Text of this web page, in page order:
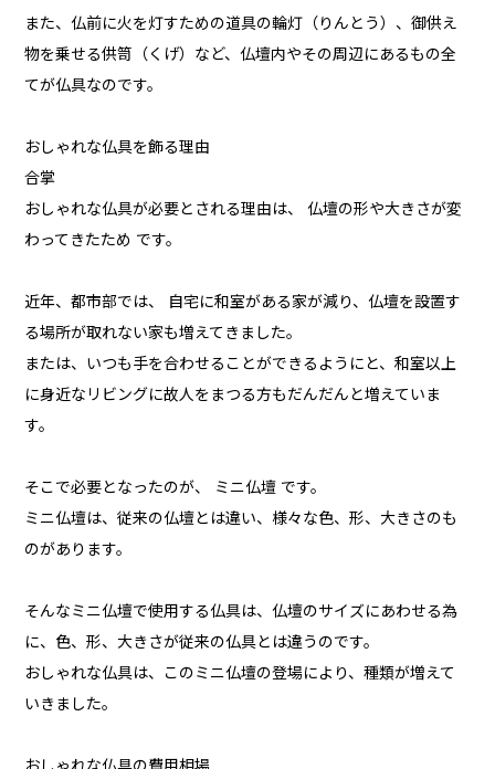
また、仏前に火を灯すための道具の輪灯（りんとう）、御供え
物を乗せる供笥（くげ）など、仏壇内やその周辺にあるもの全
てが仏具なのです。
おしゃれな仏具を飾る理由
合掌
おしゃれな仏具が必要とされる理由は、 仏壇の形や大きさが変
わってきたため です。
近年、都市部では、 自宅に和室がある家が減り、仏壇を設置す
る場所が取れない家も増えてきました。
または、いつも手を合わせることができるようにと、和室以上
に身近なリビングに故人をまつる方もだんだんと増えていま
す。
そこで必要となったのが、 ミニ仏壇 です。
ミニ仏壇は、従来の仏壇とは違い、様々な色、形、大きさのも
のがあります。
そんなミニ仏壇で使用する仏具は、仏壇のサイズにあわせる為
に、色、形、大きさが従来の仏具とは違うのです。
おしゃれな仏具は、このミニ仏壇の登場により、種類が増えて
いきました。